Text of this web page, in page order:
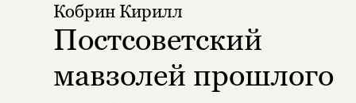
Кобрин Кирилл
Постсоветский
мавзолей прошлого